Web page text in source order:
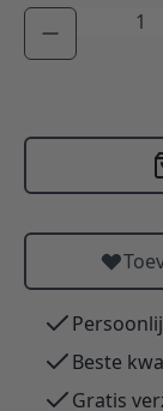
Aantal
Beste
Gratis